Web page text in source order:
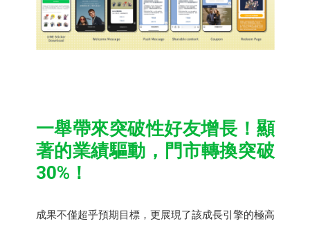
一舉帶來突破性好友增長​！顯
著的業績驅動，門市轉換突破
30%！
成果不僅超乎預期目標，更展現了該成長引擎的極高